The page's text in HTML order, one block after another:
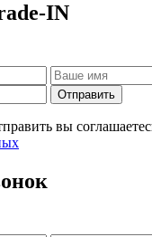
IN
Отправить
вы